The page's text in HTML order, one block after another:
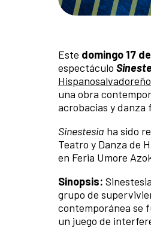
Este domingo 17
espectáculo
Hispanosalvadoreño
una obra
acrobacias y danza
Sinestesia ha sido
Teatro y Danza de
en Feria Umore
Sinopsis:
grupo de
contemporánea se
un juego de